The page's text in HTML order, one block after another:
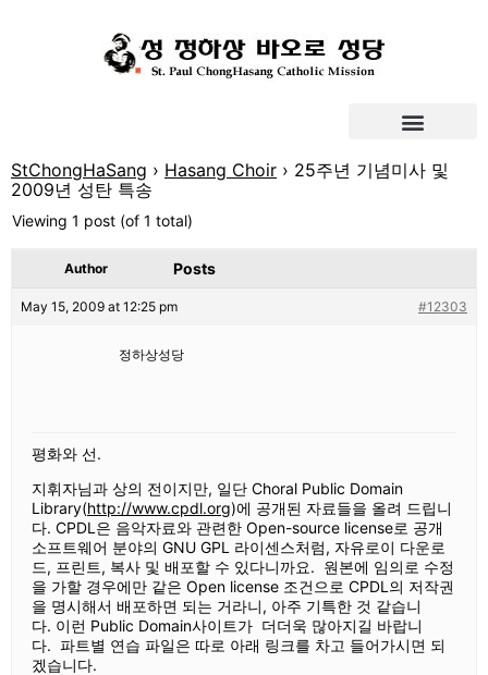
StChongHaSang › Hasang Choir › 25주년 기념미사 및
2009년 성탄 특송
Viewing 1 post (of 1 total)
Author Posts
May 15, 2009 at 12:25 pm #12303
정하상성당
평화와 선.
지휘자님과 상의 전이지만, 일단 Choral Public Domain
Library(http://www.cpdl.org)에 공개된 자료들을 올려 드립니
다. CPDL은 음악자료와 관련한 Open-source license로 공개
소프트웨어 분야의 GNU GPL 라이센스처럼, 자유로이 다운로
드, 프린트, 복사 및 배포할 수 있다니까요. 원본에 임의로 수정
을 가할 경우에만 같은 Open license 조건으로 CPDL의 저작권
을 명시해서 배포하면 되는 거라니, 아주 기특한 것 같습니
다. 이런 Public Domain사이트가 더더욱 많아지길 바랍니
다. 파트별 연습 파일은 따로 아래 링크를 차고 들어가시면 되
겠습니다.